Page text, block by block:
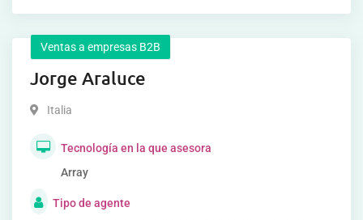
Ventas a empresas B2B
Jorge Araluce
Italia
Tecnología en la que asesora
Array
Tipo de agente